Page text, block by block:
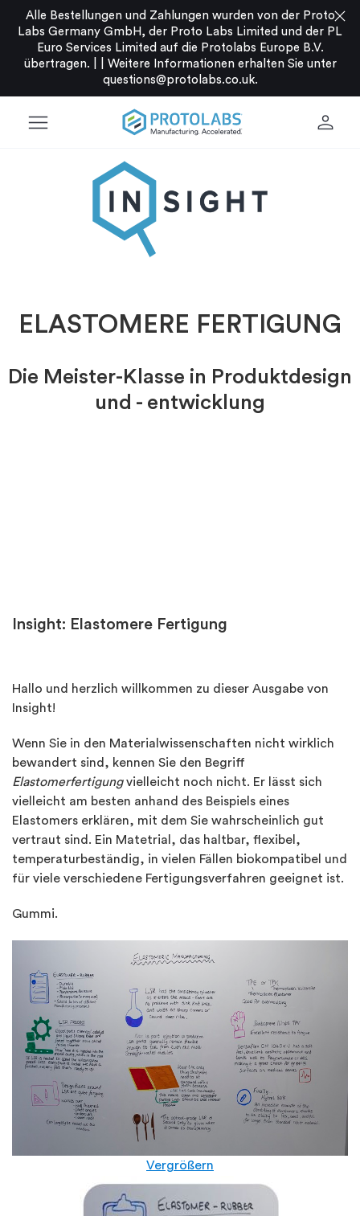
Alle Bestellungen und Zahlungen wurden von der Proto
Labs Germany GmbH, der Proto Labs Limited und der PL
Euro Services Limited auf die Protolabs Europe B.V.
übertragen. |
Weitere Informationen erhalten Sie unter
questions@protolabs.co.uk.
close
menu person
ELASTOMERE FERTIGUNG
Die Meister-Klasse in Produktdesign
und - entwicklung
Insight: Elastomere Fertigung
Hallo und herzlich willkommen zu dieser Ausgabe von
Insight!
Wenn Sie in den Materialwissenschaften nicht wirklich
bewandert sind, kennen Sie den Begriff
Elastomerfertigungvielleicht noch nicht. Er lässt sich
vielleicht am besten anhand des Beispiels eines
Elastomers erklären, mit dem Sie wahrscheinlich gut
vertraut sind. Ein Matetrial, das haltbar, flexibel,
temperaturbeständig, in vielen Fällen biokompatibel und
für viele verschiedene Fertigungsverfahren geeignet ist.
Gummi.
Vergrößern